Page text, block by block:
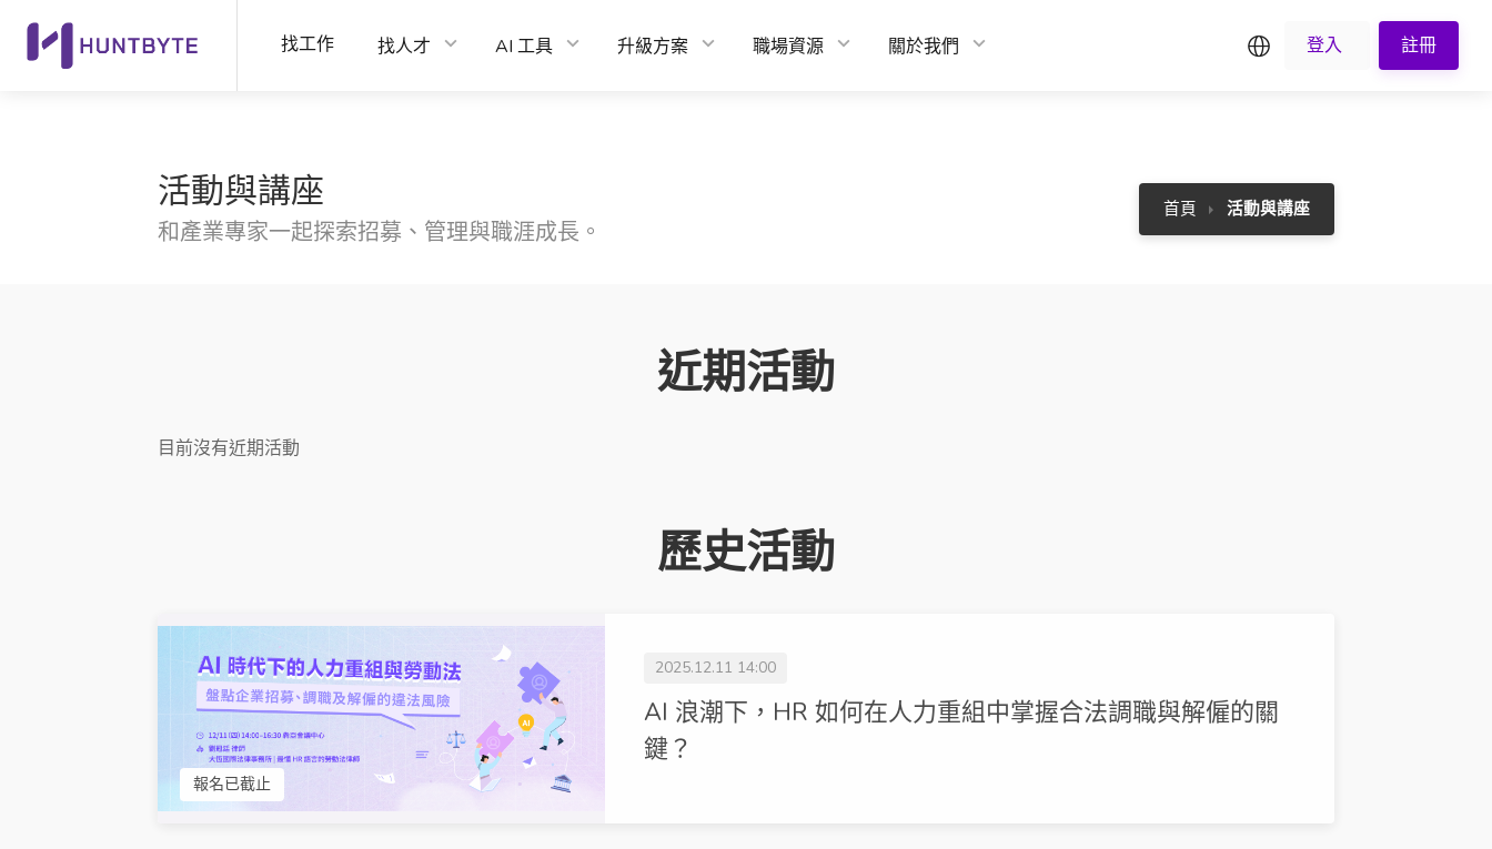
找工作 找人才 AI 工具 升級方案 職場資源 關於我們 繁中登入 註冊
活動與講座
和產業專家一起探索招募、管理與職涯成長。
首頁 活動與講座
近期活動
目前沒有近期活動
歷史活動
報名已截止
2025.12.11 14:00
AI 浪潮下，HR 如何在人力重組中掌握合法調職與解僱的關
鍵？